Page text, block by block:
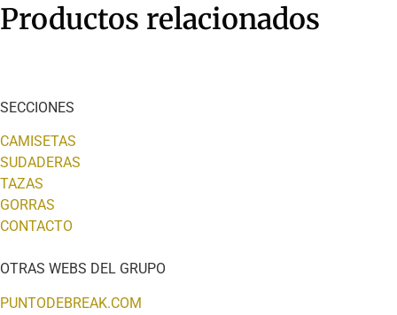
Productos relacionados
SECCIONES
CAMISETAS
SUDADERAS
TAZAS
GORRAS
CONTACTO
OTRAS WEBS DEL GRUPO
PUNTODEBREAK.COM